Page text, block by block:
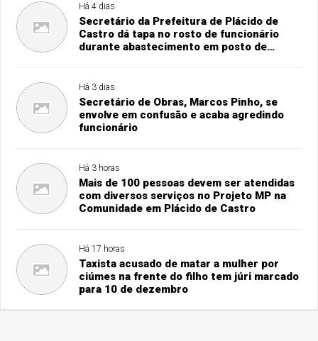
Há 4 dias
Secretário da Prefeitura de Plácido de
Castro dá tapa no rosto de funcionário
durante abastecimento em posto de
Há 3 dias
Secretário de Obras, Marcos Pinho, se
envolve em confusão e acaba agredindo
funcionário
Há 3 horas
Mais de 100 pessoas devem ser atendidas
com diversos serviços no Projeto MP na
Comunidade em Plácido de Castro
Há 17 horas
Taxista acusado de matar a mulher por
ciúmes na frente do filho tem júri marcado
para 10 de dezembro